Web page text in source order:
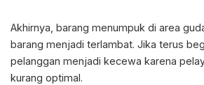
Akhirnya, barang menumpuk di area
barang menjadi terlambat. Jika terus
pelanggan menjadi kecewa karena
kurang optimal.